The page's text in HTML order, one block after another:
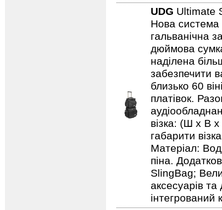
UDG Ultimate
Нова система
гальванічна
дюймова
наділена
забезпечити
близько 60
платівок.
візка: (Ш х В
габарити
Матеріал:
піна.
SlingBag;
аксесуарів та
інтегрований